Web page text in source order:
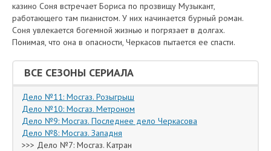
казино Соня встречает Бориса по прозвищу Музыкант,
работающего там пианистом. У них начинается бурный роман.
Соня увлекается богемной жизнью и погрязает в долгах.
Понимая, что она в опасности, Черкасов пытается ее спасти.
ВСЕ СЕЗОНЫ СЕРИАЛА
Дело №11: Мосгаз. Розыгрыш
Дело №10: Мосгаз. Метроном
Дело №9: Мосгаз. Последнее дело Черкасова
Дело №8: Мосгаз. Западня
>>> Дело №7: Мосгаз. Катран